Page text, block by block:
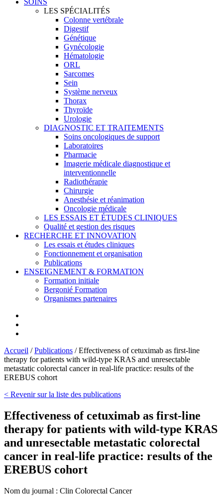
SOINS
LES SPÉCIALITÉS
Colonne vertébrale
Digestif
Génétique
Gynécologie
Hématologie
ORL
Sarcomes
Sein
Système nerveux
Thorax
Thyroïde
Urologie
DIAGNOSTIC ET TRAITEMENTS
Soins oncologiques de support
Laboratoires
Pharmacie
Imagerie médicale diagnostique et
interventionnelle
Radiothérapie
Chirurgie
Anesthésie et réanimation
Oncologie médicale
LES ESSAIS ET ÉTUDES CLINIQUES
Qualité et gestion des risques
RECHERCHE ET INNOVATION
Les essais et études cliniques
Fonctionnement et organisation
Publications
ENSEIGNEMENT & FORMATION
Formation initiale
Bergonié Formation
Organismes partenaires
Accueil /Publications /Effectiveness of cetuximab as first-line
therapy for patients with wild-type KRAS and unresectable
metastatic colorectal cancer in real-life practice: results of the
EREBUS cohort
< Revenir sur la liste des publications
Effectiveness of cetuximab as first-line
therapy for patients with wild-type KRAS
and unresectable metastatic colorectal
cancer in real-life practice: results of the
EREBUS cohort
Nom du journal : Clin Colorectal Cancer